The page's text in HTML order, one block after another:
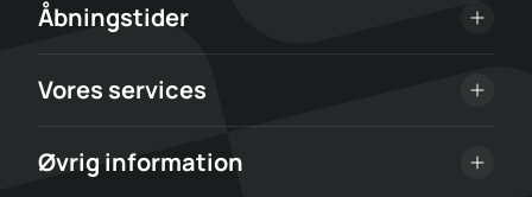
Åbningstider
Vores services
Øvrig information